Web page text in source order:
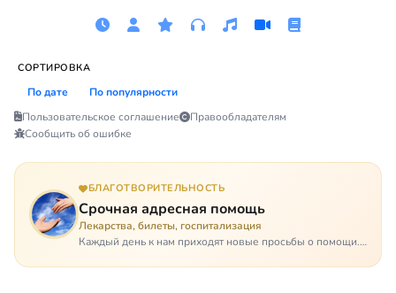
СОРТИРОВКА
По дате
По популярности
Пользовательское соглашение
Правообладателям
Сообщить об ошибке
БЛАГОТВОРИТЕЛЬНОСТЬ
Срочная адресная помощь
Лекарства, билеты, госпитализация
Каждый день к нам приходят новые просьбы о помощи.
она нужна была вчера: в приеме лекарств образовался